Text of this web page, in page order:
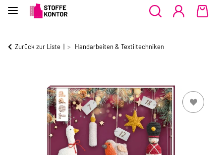
Zurück zur Liste Handarbeiten & Textiltechniken